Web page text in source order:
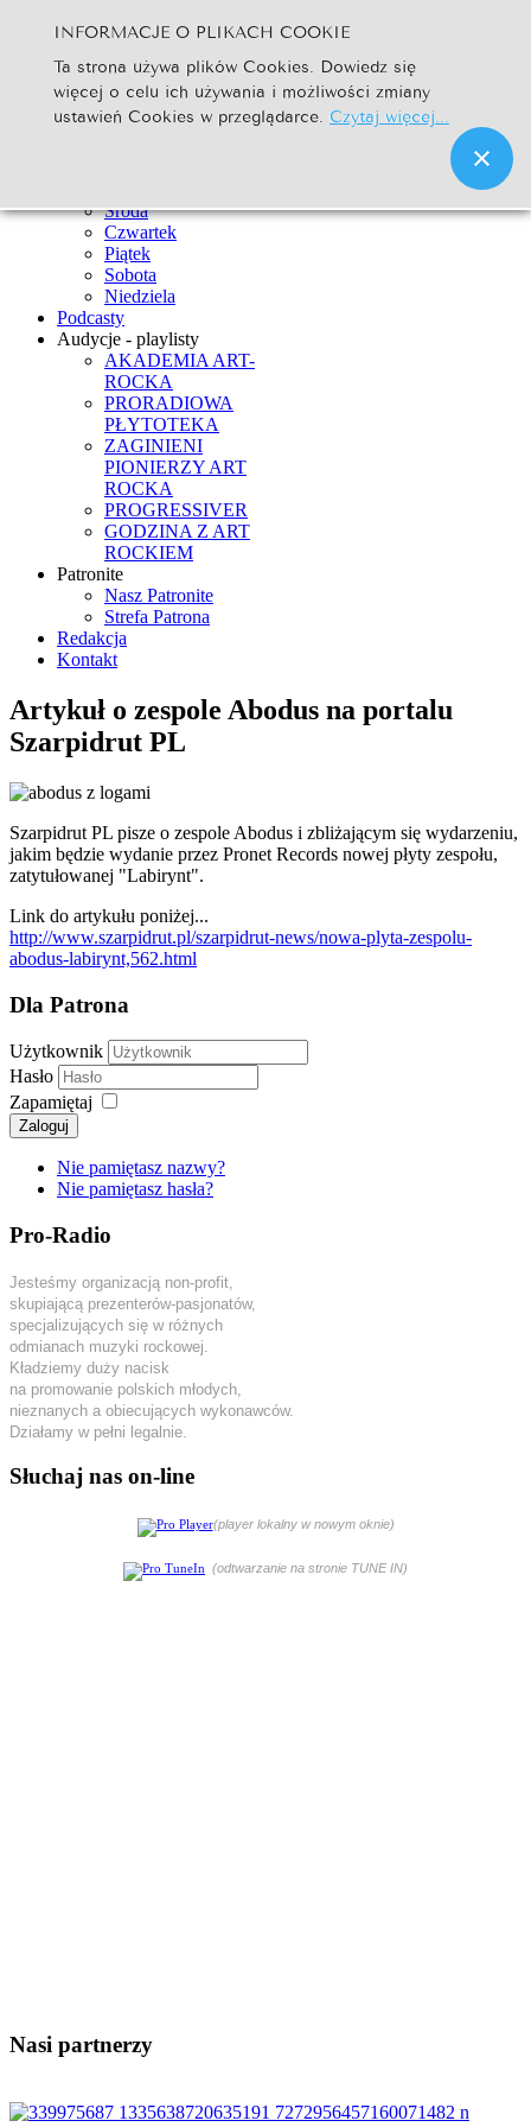
Szukaj... Go
Strona Główna
Newsy
Środa
Czwartek
Piątek
Sobota
Niedziela
Podcasty
Audycje - playlisty
AKADEMIA ART-
ROCKA
PRORADIOWA
PŁYTOTEKA
ZAGINIENI
PIONIERZY ART
ROCKA
PROGRESSIVER
GODZINA Z ART
ROCKIEM
Patronite
Nasz Patronite
Strefa Patrona
Redakcja
Kontakt
Artykuł o zespole Abodus na portalu
Szarpidrut PL
Szarpidrut PL​ pisze o zespole Abodus i zbliżającym się wydarzeniu,
jakim będzie wydanie przez Pronet Records​ nowej płyty zespołu,
zatytułowanej "Labirynt".
Link do artykułu poniżej...
http://www.szarpidrut.pl/szarpidrut-news/nowa-plyta-zespolu-
abodus-labirynt,562.html
Dla Patrona
Użytkownik
Hasło
Zapamiętaj
Zaloguj
Nie pamiętasz nazwy?
Nie pamiętasz hasła?
Pro-Radio
Jesteśmy organizacją non-profit,
skupiającą prezenterów-pasjonatów,
specjalizujących się w różnych
odmianach muzyki rockowej.
Kładziemy duży nacisk
na promowanie polskich młodych,
nieznanych a obiecujących wykonawców.
Działamy w pełni legalnie.
Słuchaj nas on-line
(player lokalny w nowym oknie)
(odtwarzanie na stronie TUNE IN)
Nasi partnerzy
INFORMACJE O PLIKACH COOKIE
Ta strona używa plików Cookies. Dowiedz się
więcej o celu ich używania i możliwości zmiany
ustawień Cookies w przeglądarce. Czytaj więcej...